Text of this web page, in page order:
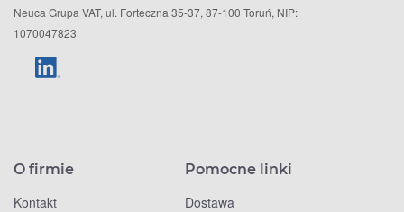
Neuca Grupa VAT, ul. Forteczna 35-37, 87-100 Toruń, NIP:
1070047823
O firmie
Kontakt
Pomocne linki
Dostawa